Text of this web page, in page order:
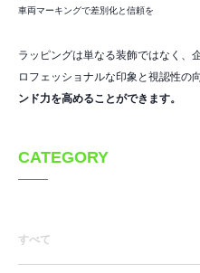
CATEGORY
すべて
車両マーキングで差別化と信頼を
ラッピングは単なる装飾ではなく、
ロフェッショナルな印象と視認性の
ンド力を高めることができます。